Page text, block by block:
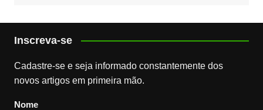
Inscreva-se
Cadastre-se e seja informado constantemente dos
novos artigos em primeira mão.
Nome